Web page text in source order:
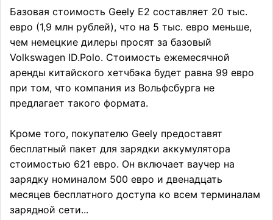
Базовая стоимость Geely E2 составляет 20 тыс.
евро (1,9 млн рублей), что на 5 тыс. евро меньше,
чем немецкие дилеры просят за базовый
Volkswagen ID.Polo. Стоимость ежемесячной
аренды китайского хетчбэка будет равна 99 евро
при том, что компания из Вольфсбурга не
предлагает такого формата.
Кроме того, покупателю Geely предоставят
бесплатный пакет для зарядки аккумулятора
стоимостью 621 евро. Он включает ваучер на
зарядку номиналом 500 евро и двенадцать
месяцев бесплатного доступа ко всем терминалам
зарядной сети...